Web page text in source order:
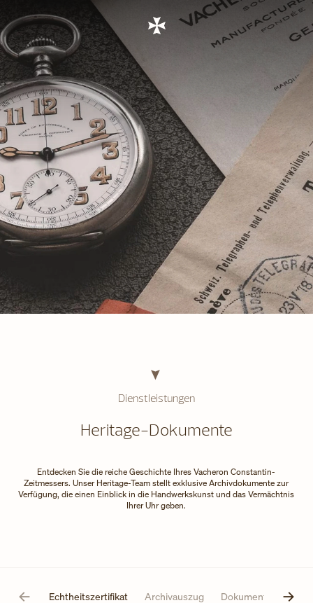
Dienstleistungen
Heritage-Dokumente
Entdecken Sie die reiche Geschichte Ihres Vacheron Constantin-
Zeitmessers. Unser Heritage-Team stellt exklusive Archivdokumente zur
Verfügung, die einen Einblick in die Handwerkskunst und das Vermächtnis
Ihrer Uhr geben.
Echtheitszertifikat Archivauszug Dokument für